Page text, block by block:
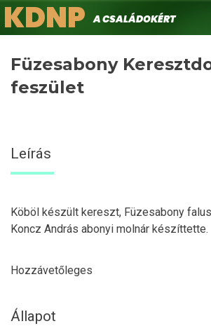
Ugrás
a
Keresés
KDNPA családokért.
Füzesabony
feszület
Leírás
Köböl készült kereszt, Füzesabony
Koncz András abonyi molnár készíttette.
Hozzávetőleges
Állapot